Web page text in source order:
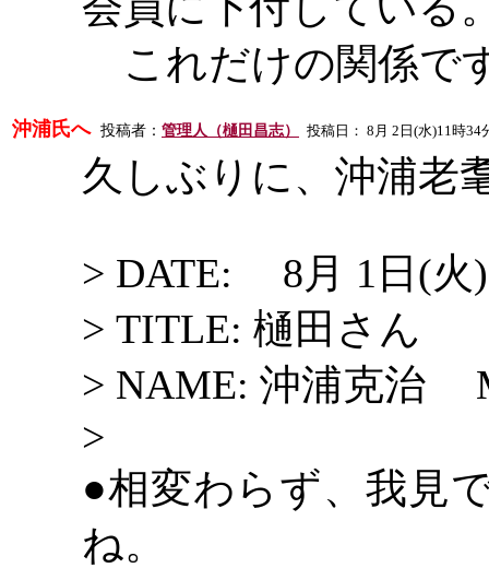
これだけの関係で
沖浦氏へ 投稿者： 管理人（樋田昌志） 投稿日： 8 月 2 日 (水)11時34
久しぶりに、沖浦老
> DATE:
8月 1日(火
> TITLE: 樋田さん
> NAME: 沖浦克治
>
●相変わらず、我見
ね。